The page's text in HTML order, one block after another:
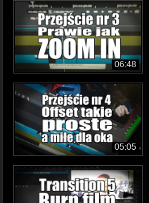
06:48
05:05